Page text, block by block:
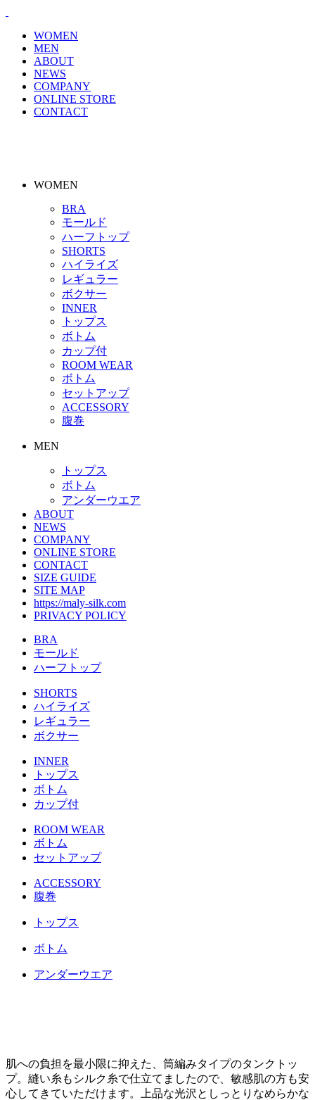
WOMEN
MEN
ABOUT
NEWS
COMPANY
ONLINE STORE
CONTACT
WOMEN
BRA
モールド
ハーフトップ
SHORTS
ハイライズ
レギュラー
ボクサー
INNER
トップス
ボトム
カップ付
ROOM WEAR
ボトム
セットアップ
ACCESSORY
腹巻
MEN
トップス
ボトム
アンダーウエア
ABOUT
NEWS
COMPANY
ONLINE STORE
CONTACT
SIZE GUIDE
SITE MAP
https://maly-silk.com
PRIVACY POLICY
BRA
モールド
ハーフトップ
SHORTS
ハイライズ
レギュラー
ボクサー
INNER
トップス
ボトム
カップ付
ROOM WEAR
ボトム
セットアップ
ACCESSORY
腹巻
トップス
ボトム
アンダーウエア
肌への負担を最小限に抑えた、筒編みタイプのタンクトッ
プ。縫い糸もシルク糸で仕立てましたので、敏感肌の方も安
心してきていただけます。上品な光沢としっとりなめらかな